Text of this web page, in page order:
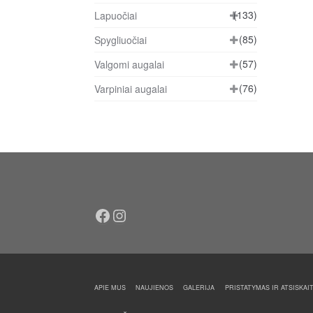
Lapuočiai
(133)
Spygliuočiai
(85)
Valgomi augalai
(57)
Varpiniai augalai
(76)
Facebook
Instagram
APIE MUS NAUJIENOS GALERIJA PRISTATYMAS IR